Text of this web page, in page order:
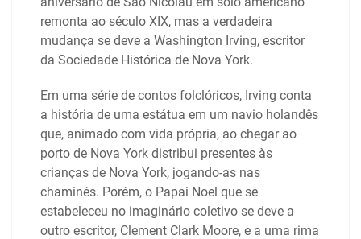
remonta ao século XIX, mas a verdadeira
mudança se deve a Washington Irving, escritor
da Sociedade Histórica de Nova York.
Em uma série de contos folclóricos, Irving conta
a história de uma estátua em um navio holandês
que, animado com vida própria, ao chegar ao
porto de Nova York distribui presentes às
crianças de Nova York, jogando-as nas
chaminés. Porém, o Papai Noel que se
estabeleceu no imaginário coletivo se deve a
outro escritor, Clement Clark Moore, e a uma rima